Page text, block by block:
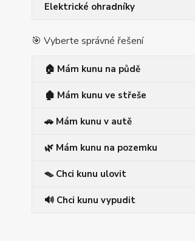
Elektrické ohradníky
🎯 Vyberte správné řešení
🏠 Mám kunu na půdě
🏚️ Mám kunu ve střeše
🚗 Mám kunu v autě
🌿 Mám kunu na pozemku
🪤 Chci kunu ulovit
🔊 Chci kunu vypudit